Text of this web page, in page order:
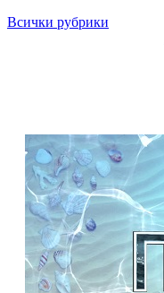
Всички рубрики